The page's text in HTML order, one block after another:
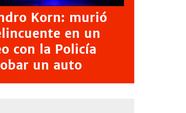
Korn: murió
en un
con la Policía
un auto